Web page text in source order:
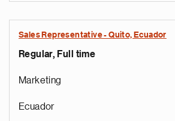
Sales Representative - Quito, Ecuador
Regular, Full time
Marketing
Ecuador